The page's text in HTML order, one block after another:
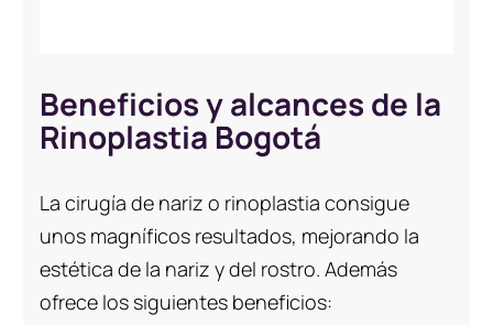
Beneficios y alcances de la
Rinoplastia Bogotá
La cirugía de nariz o rinoplastia consigue
unos magníficos resultados, mejorando la
estética de la nariz y del rostro. Además
ofrece los siguientes beneficios: